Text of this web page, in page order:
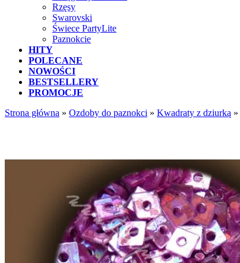
Rzęsy
Swarovski
Świece PartyLite
Paznokcie
HITY
POLECANE
NOWOŚCI
BESTSELLERY
PROMOCJE
Strona główna » Ozdoby do paznokci » Kwadraty z dziurką »